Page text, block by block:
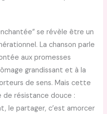
se révèle être un
La chanson parle
aux promesses
grandissant et à la
de sens. Mais cette
résistance douce :
le partager, c’est amorcer